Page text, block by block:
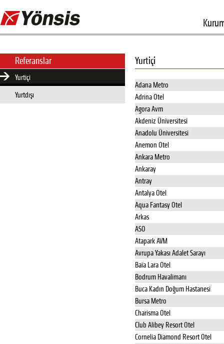
Referanslar
Yurtiçi
Yurtdışı
Yurtiçi
Adana Metro
Adrina Otel
Agora Avm
Akdeniz Üniversitesi
Anadolu Üniversitesi
Anemon Otel
Ankara Metro
Ankaray
Antray
Antalya Otel
Aqua Fantasy Otel
Arkas
ASO
Atapark AVM
Avrupa Yakası Adalet Sarayı
Baia Lara Otel
Bodrum Havalimanı
Buca Kadın Doğum Hastanesi
Bursa Metro
Charisma Otel
Club Alibey Resort Otel
Cornelia Diamond Resort Otel